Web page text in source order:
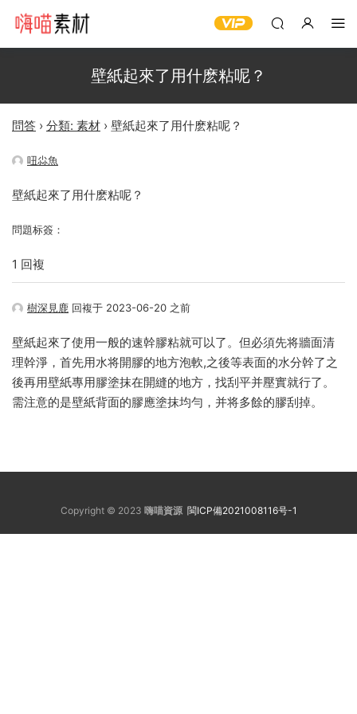
壁紙起來了用什麽粘呢？
問答 › 分類: 素材 › 壁紙起來了用什麽粘呢？
吜尛魚
壁紙起來了用什麽粘呢？
問題标簽：
1 回複
樹深見鹿 回複于 2023-06-20 之前
壁紙起來了使用一般的速幹膠粘就可以了。但必須先将牆面清
理幹淨，首先用水将開膠的地方泡軟,之後等表面的水分幹了之
後再用壁紙專用膠塗抹在開縫的地方，找刮平并壓實就行了。
需注意的是壁紙背面的膠應塗抹均勻，并将多餘的膠刮掉。
Copyright © 2023 嗨喵資源 閩ICP備2021008116号-1